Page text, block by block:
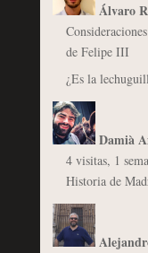
Álvaro
de Felipe III
¿Es la
Damià
4 visitas, 1
Historia de